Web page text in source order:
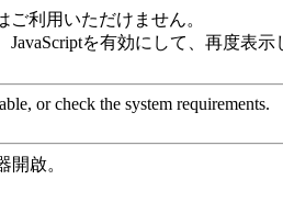
利用いただけません。
を有効にして、再度表示
or check the system requirements.
開啟。